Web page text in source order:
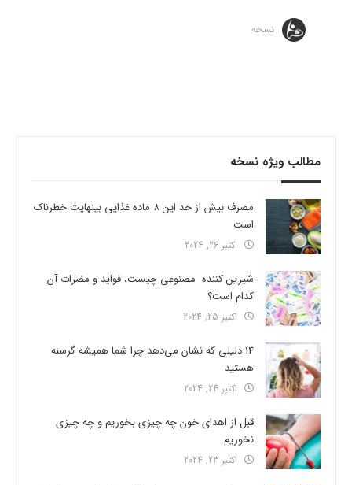
نسخه
مطالب ویژه نسخه
مصرف بیش از حد این 8 ماده غذایی بینهایت خطرناک
است
اکتبر 26, 2024
شیرین کننده مصنوعی چیست، فواید و مضرات آن
کدام است؟
اکتبر 25, 2024
14 دلیلی که نشان می‌دهد چرا شما همیشه گرسنه
هستید
اکتبر 24, 2024
قبل از اهدای خون چه چیزی بخوریم و چه چیزی
نخوریم
اکتبر 23, 2024